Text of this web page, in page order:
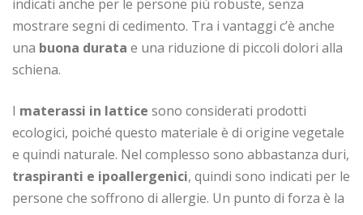
indicati anche per le persone più robuste, senza
mostrare segni di cedimento. Tra i vantaggi c’è anche
una buona durata e una riduzione di piccoli dolori alla
schiena.
I materassi in lattice sono considerati prodotti
ecologici, poiché questo materiale è di origine vegetale
e quindi naturale. Nel complesso sono abbastanza duri,
traspiranti e ipoallergenici, quindi sono indicati per le
persone che soffrono di allergie. Un punto di forza è la